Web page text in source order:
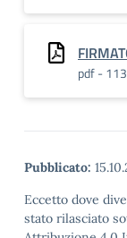
pdf -
Pubblicato:
Eccetto dove
stato rilasciato